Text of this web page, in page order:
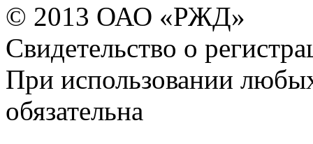
© 2013 ОАО «РЖД»
Свидетельство о
При использовании
обязательна